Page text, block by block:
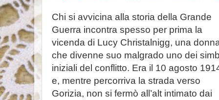
Chi si avvicina alla storia della Grande
Guerra incontra spesso per prima la
vicenda di Lucy Christalnigg, una
che divenne suo malgrado uno dei
iniziali del conflitto. Era il 10 agosto
e, mentre percorriva la strada verso
Gorizia, non si fermò all’alt intimato dai